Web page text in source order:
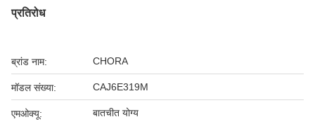
प्रतिरोध
ब्रांड नाम: CHORA
मॉडल संख्या: CAJ6E319M
एमओक्यू: बातचीत योग्य